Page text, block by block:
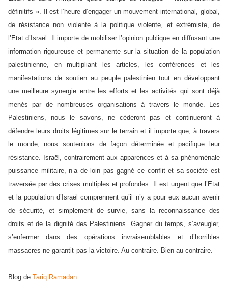
définitifs ». Il est l’heure d’engager un mouvement international, global,
de résistance non violente à la politique violente, et extrémiste, de
l’Etat d’Israël. Il importe de mobiliser l’opinion publique en diffusant une
information rigoureuse et permanente sur la situation de la population
palestinienne, en multipliant les articles, les conférences et les
manifestations de soutien au peuple palestinien tout en développant
une meilleure synergie entre les efforts et les activités qui sont déjà
menés par de nombreuses organisations à travers le monde. Les
Palestiniens, nous le savons, ne céderont pas et continueront à
défendre leurs droits légitimes sur le terrain et il importe que, à travers
le monde, nous soutenions de façon déterminée et pacifique leur
résistance. Israël, contrairement aux apparences et à sa phénoménale
puissance militaire, n’a de loin pas gagné ce conflit et sa société est
traversée par des crises multiples et profondes. Il est urgent que l’Etat
et la population d’Israël comprennent qu’il n’y a pour eux aucun avenir
de sécurité, et simplement de survie, sans la reconnaissance des
droits et de la dignité des Palestiniens. Gagner du temps, s’aveugler,
s’enfermer dans des opérations invraisemblables et d’horribles
massacres ne garantit pas la victoire. Au contraire. Bien au contraire.
Blog de Tariq Ramadan